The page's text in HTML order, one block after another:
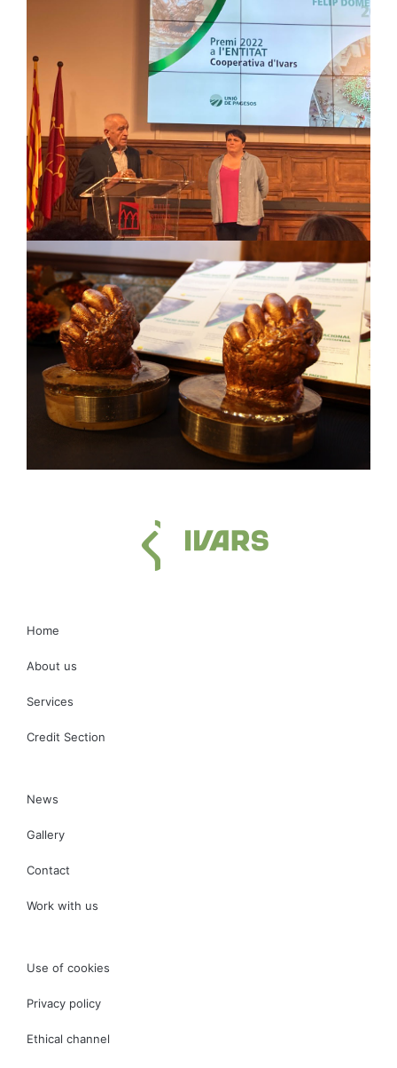
Home
About us
Services
Credit Section
News
Gallery
Contact
Work with us
Use of cookies
Privacy policy
Ethical channel